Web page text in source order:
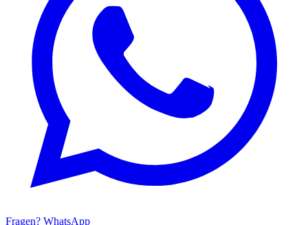
Fragen? WhatsApp